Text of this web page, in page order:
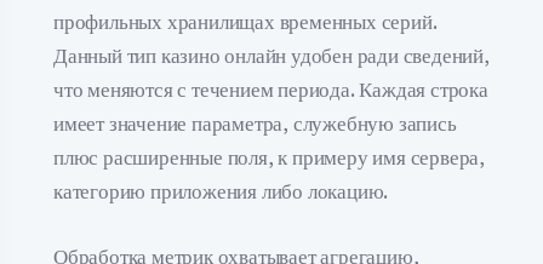
профильных хранилищах временных серий.
Данный тип казино онлайн удобен ради сведений,
что меняются с течением периода. Каждая строка
имеет значение параметра, служебную запись
плюс расширенные поля, к примеру имя сервера,
категорию приложения либо локацию.
Обработка метрик охватывает агрегацию,